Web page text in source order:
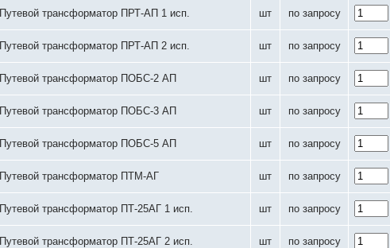
Путевой трансформатор ПРТ-АП 1 исп. шт по запросу
Путевой трансформатор ПРТ-АП 2 исп. шт по запросу
Путевой трансформатор ПОБС-2 АП шт по запросу
Путевой трансформатор ПОБС-3 АП шт по запросу
Путевой трансформатор ПОБС-5 АП шт по запросу
Путевой трансформатор ПТМ-АГ шт по запросу
Путевой трансформатор ПТ-25АГ 1 исп. шт по запросу
Путевой трансформатор ПТ-25АГ 2 исп. шт по запросу